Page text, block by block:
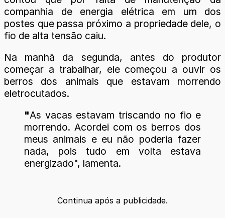
companhia de energia elétrica em um dos
postes que passa próximo a propriedade dele, o
fio de alta tensão caiu.
Na manhã da segunda, antes do produtor
começar a trabalhar, ele começou a ouvir os
berros dos animais que estavam morrendo
eletrocutados.
"As vacas estavam triscando no fio e
morrendo. Acordei com os berros dos
meus animais e eu não poderia fazer
nada, pois tudo em volta estava
energizado", lamenta.
Continua após a publicidade.